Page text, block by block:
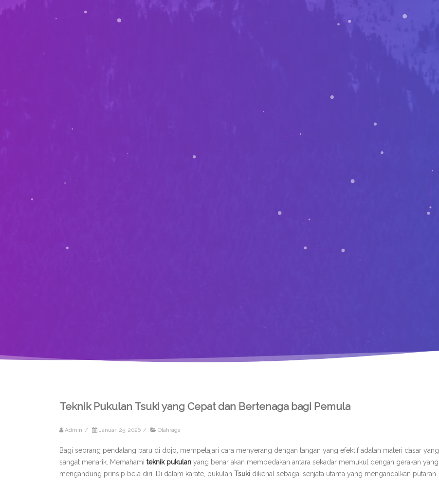
Teknik Pukulan Tsuki yang Cepat dan Bertenaga bagi Pemula
Admin / Januari 25, 2026 / Olahraga
Bagi seorang pendatang baru di dojo, mempelajari cara menyerang dengan tangan yang efektif adalah materi dasar yang
sangat menarik. Memahami teknik pukulan yang benar akan membedakan antara sekadar memukul dengan gerakan yang
mengandung prinsip bela diri. Di dalam karate, pukulan Tsuki dikenal sebagai senjata utama yang mengandalkan putaran